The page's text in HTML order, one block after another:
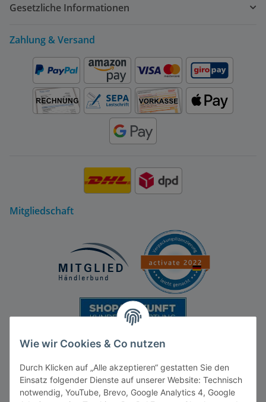
Wie wir Cookies & Co nutzen
Durch Klicken auf „Alle akzeptieren“ gestatten Sie den
Einsatz folgender Dienste auf unserer Website: Technisch
notwendig, YouTube, Brevo, Google Analytics 4, Google
Gesetzliche Informationen
Zahlung & Versand
Mitgliedschaft